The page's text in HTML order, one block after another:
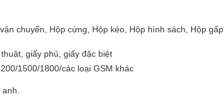
chuyển, Hộp cứng, Hộp kéo, Hộp hình sách, Hộp gấp.
giấy phủ, giấy đặc biệt
1500/1800/các loại GSM khác